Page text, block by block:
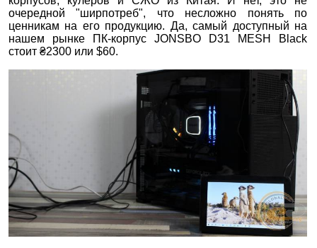
очередной "ширпотреб", что несложно понять по
ценникам на его продукцию. Да, самый доступный на
нашем рынке ПК-корпус JONSBO D31 MESH Black
стоит ₴2300 или $60.